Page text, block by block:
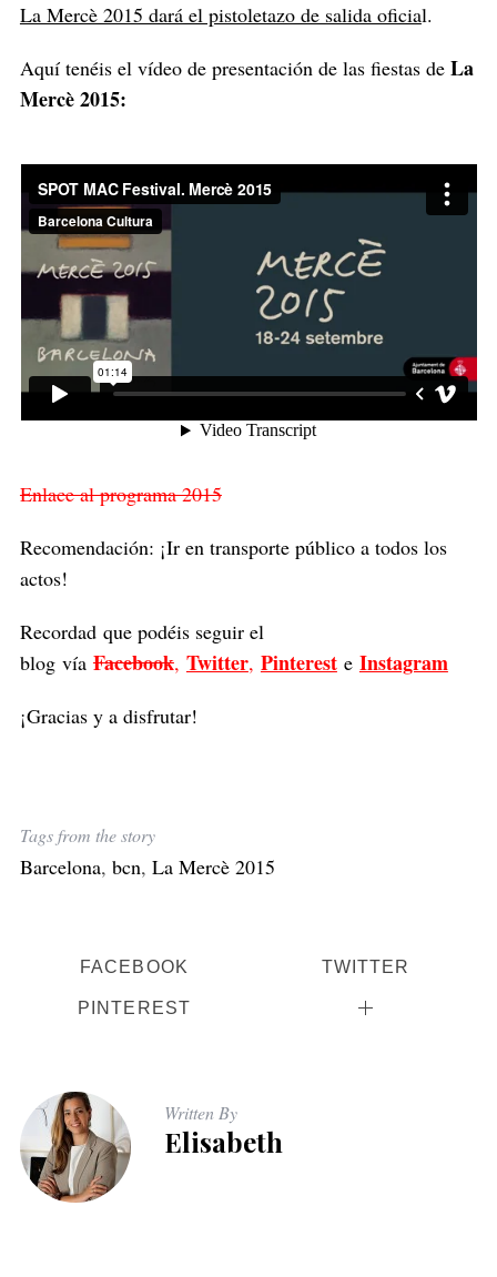
La Mercè 2015 dará el pistoletazo de salida oficial.
Aquí tenéis el vídeo de presentación de las fiestas de La
Mercè 2015:
Enlace al programa 2015
Recomendación: ¡Ir en transporte público a todos los
actos!
Recordad que podéis seguir el
blog vía Facebook, Twitter, Pinterest e Instagram
¡Gracias y a disfrutar!
Tags from the story
Barcelona, bcn, La Mercè 2015
FACEBOOK TWITTER
PINTEREST
Written By
Elisabeth
S
h
f
o
r
: